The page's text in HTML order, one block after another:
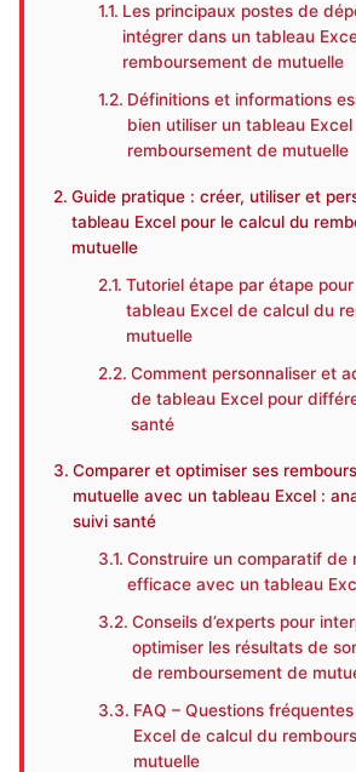
Les principaux postes de
intégrer dans un tableau
remboursement de mutuelle
Définitions et informations
bien utiliser un tableau
remboursement de mutuelle
Guide pratique : créer, utiliser et
tableau Excel pour le calcul du
mutuelle
Tutoriel étape par étape
tableau Excel de calcul du
mutuelle
Comment personnaliser et
de tableau Excel pour
santé
Comparer et optimiser ses
mutuelle avec un tableau Excel :
suivi santé
Construire un comparatif de
efficace avec un tableau
Conseils d’experts pour
optimiser les résultats de
de remboursement de
FAQ – Questions
Excel de calcul du
mutuelle